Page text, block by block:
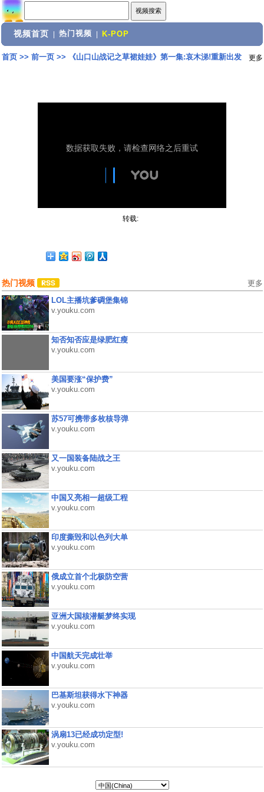
视频首页 热门视频 K-POP
首页>> 前一页>> 《山口山战记之草裙娃娃》第一集:哀木涕!重新出发 更多
转载:
热门视频 更多
LOL主播坑爹碉堡集锦
v.youku.com
知否知否应是绿肥红瘦
v.youku.com
美国要涨“保护费”
v.youku.com
苏57可携带多枚核导弹
v.youku.com
又一国装备陆战之王
v.youku.com
中国又亮相一超级工程
v.youku.com
印度撕毁和以色列大单
v.youku.com
俄成立首个北极防空营
v.youku.com
亚洲大国核潜艇梦终实现
v.youku.com
中国航天完成壮举
v.youku.com
巴基斯坦获得水下神器
v.youku.com
涡扇13已经成功定型!
v.youku.com